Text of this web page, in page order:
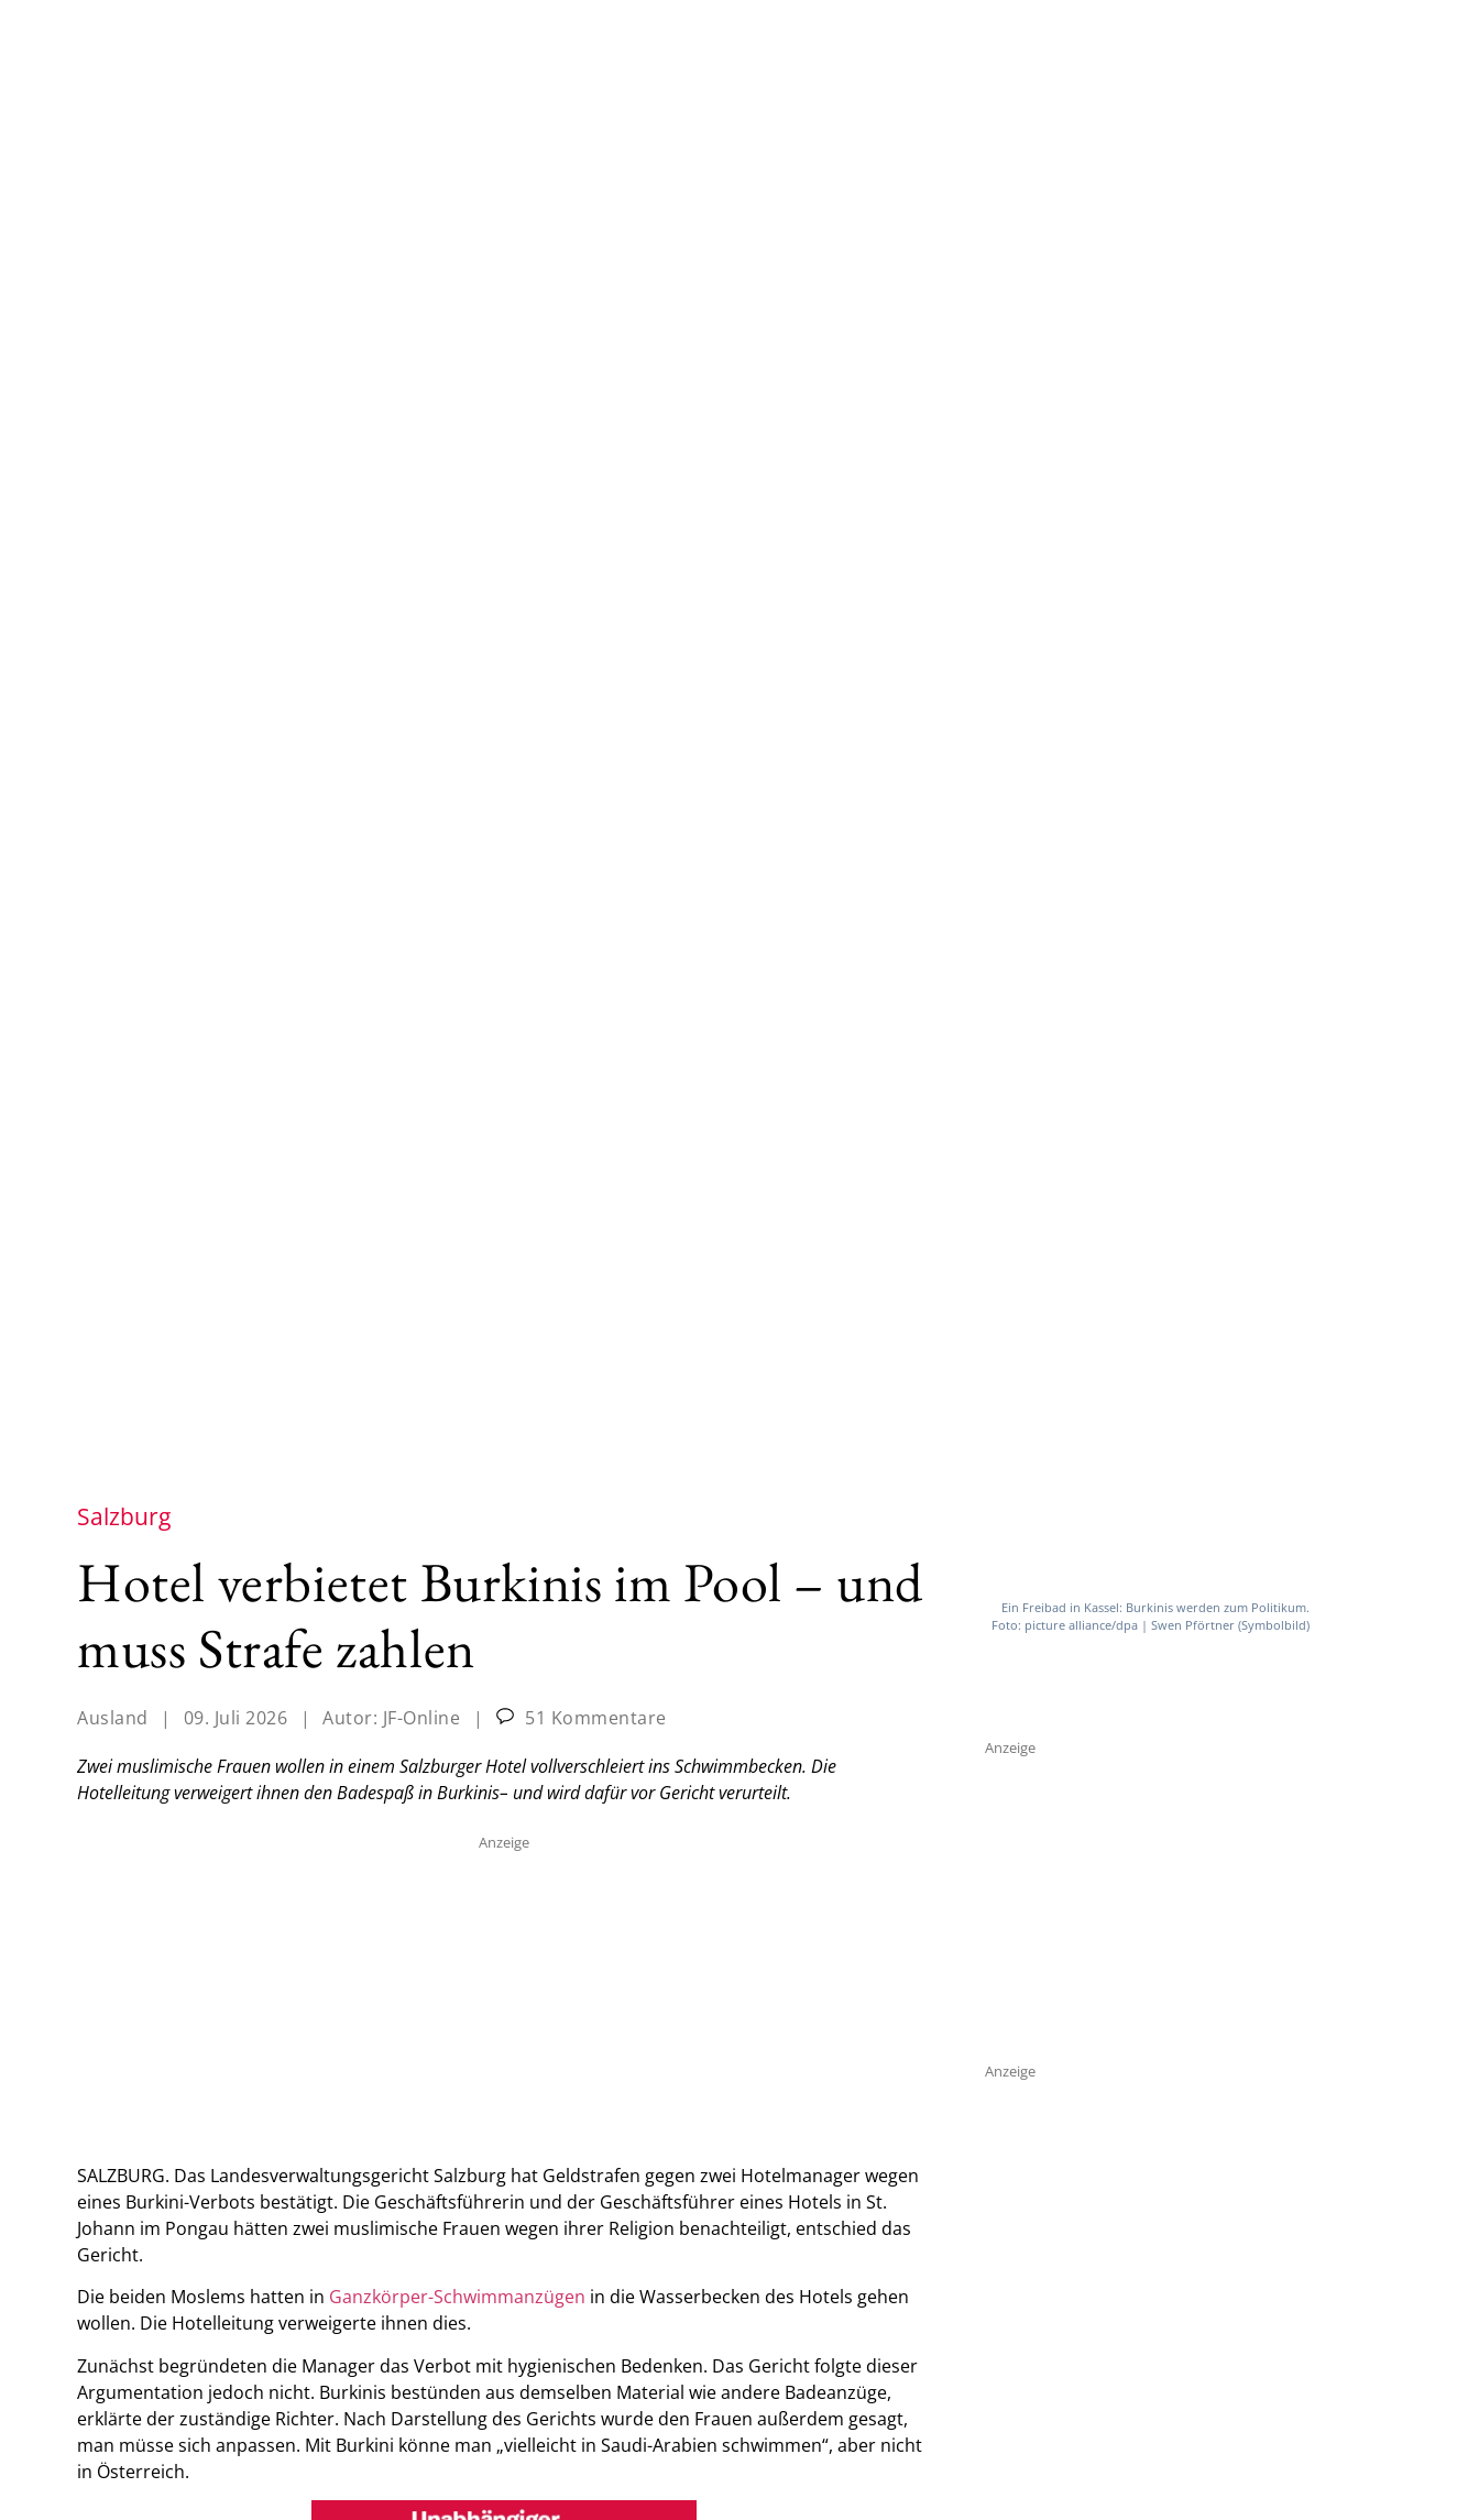
Salzburg
Hotel verbietet Burkinis im Pool – und
muss Strafe zahlen
Ausland | 09. Juli 2026 | Autor: JF-Online |
51 Kommentare
Zwei muslimische Frauen wollen in einem Salzburger Hotel vollverschleiert ins Schwimmbecken. Die
Hotelleitung verweigert ihnen den Badespaß in Burkinis– und wird dafür vor Gericht verurteilt.
Anzeige
SALZBURG. Das Landesverwaltungsgericht Salzburg hat Geldstrafen gegen zwei Hotelmanager wegen
eines Burkini-Verbots bestätigt. Die Geschäftsführerin und der Geschäftsführer eines Hotels in St.
Johann im Pongau hätten zwei muslimische Frauen wegen ihrer Religion benachteiligt, entschied das
Gericht.
Die beiden Moslems hatten in Ganzkörper-Schwimmanzügen in die Wasserbecken des Hotels gehen
wollen. Die Hotelleitung verweigerte ihnen dies.
Zunächst begründeten die Manager das Verbot mit hygienischen Bedenken. Das Gericht folgte dieser
Argumentation jedoch nicht. Burkinis bestünden aus demselben Material wie andere Badeanzüge,
erklärte der zuständige Richter. Nach Darstellung des Gerichts wurde den Frauen außerdem gesagt,
man müsse sich anpassen. Mit Burkini könne man „vielleicht in Saudi-Arabien schwimmen“, aber nicht
in Österreich.
Ein Freibad in Kassel: Burkinis werden zum Politikum.
Foto: picture alliance/dpa | Swen Pförtner (Symbolbild)
Anzeige
Anzeige